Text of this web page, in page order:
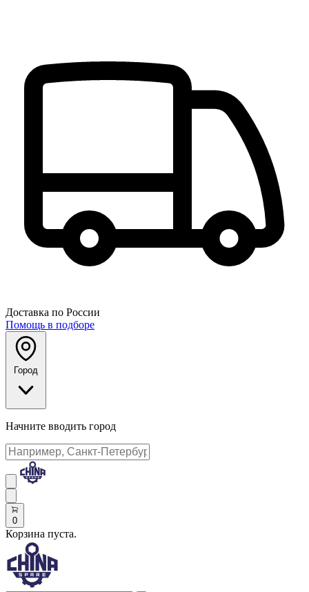
Доставка по России
Помощь в подборе
Город
Начните вводить город
0
Корзина пуста.